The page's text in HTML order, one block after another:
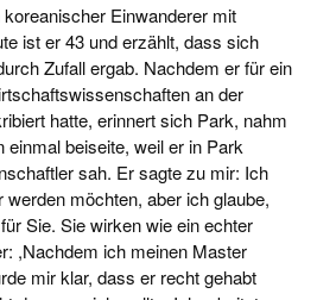
Einwanderer mit
ist er 43 und erzählt, dass sich
Zufall ergab. Nachdem er für ein
an der
hatte, erinnert sich Park, nahm
einmal beiseite, weil er in Park
sah. Er sagte zu mir: Ich
möchten, aber ich glaube,
Sie. Sie wirken wie ein echter
,Nachdem ich meinen Master
mir klar, dass er recht gehabt